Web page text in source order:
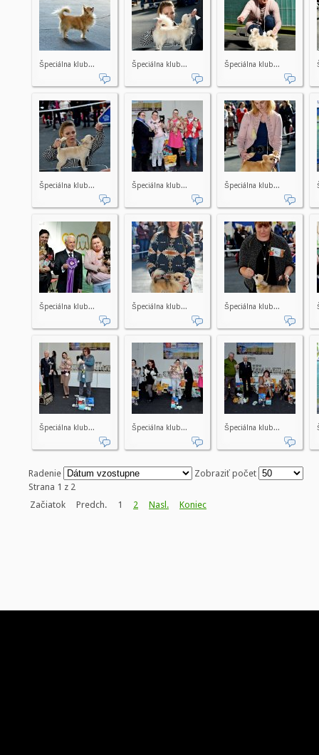
Špeciálna klub... Špeciálna klub... Špeciálna klub...
Špeciálna klub... Špeciálna klub... Špeciálna klub...
Špeciálna klub... Špeciálna klub... Špeciálna klub...
Špeciálna klub... Špeciálna klub... Špeciálna klub...
Radenie
Zobraziť počet
Strana 1 z 2
Začiatok
Predch. 1 2 Nasl. Koniec